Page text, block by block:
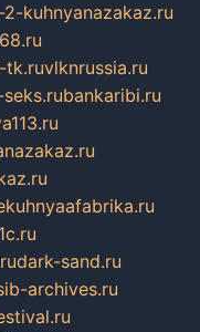
kuhnyanazakaz.ru
tk.ruvlknrussia.ru
bankaribi.ru
dark-sand.ru
archives.ru